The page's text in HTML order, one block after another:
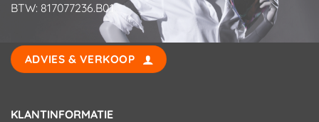
BTW: 817077236.B01
ADVIES & VERKOOP
KLANTINFORMATIE